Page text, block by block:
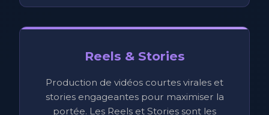
Reels & Stories
Production de vidéos courtes virales et
stories engageantes pour maximiser la
portée. Les Reels et Stories sont les